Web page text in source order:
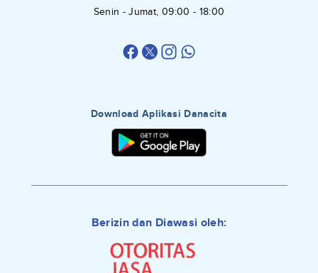
Senin - Jumat, 09:00 - 18:00
Download Aplikasi Danacita
Berizin dan Diawasi oleh: